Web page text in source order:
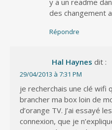
y a un readme
des changement
Répondre
Hal Haynes dit :
29/04/2013 à 7:31 PM
je recherchais une clé wifi
brancher ma box loin de
d’orange TV. J’ai essayé
connexion, que je